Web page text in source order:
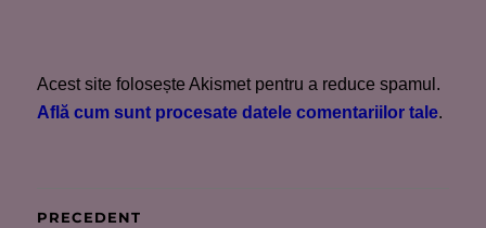
Acest site folosește Akismet pentru a reduce spamul.
Află cum sunt procesate datele comentariilor tale.
Navigare
PRECEDENT